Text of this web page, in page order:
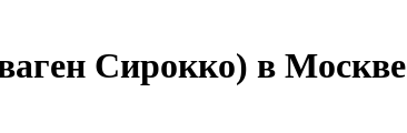
Сирокко) в Москве